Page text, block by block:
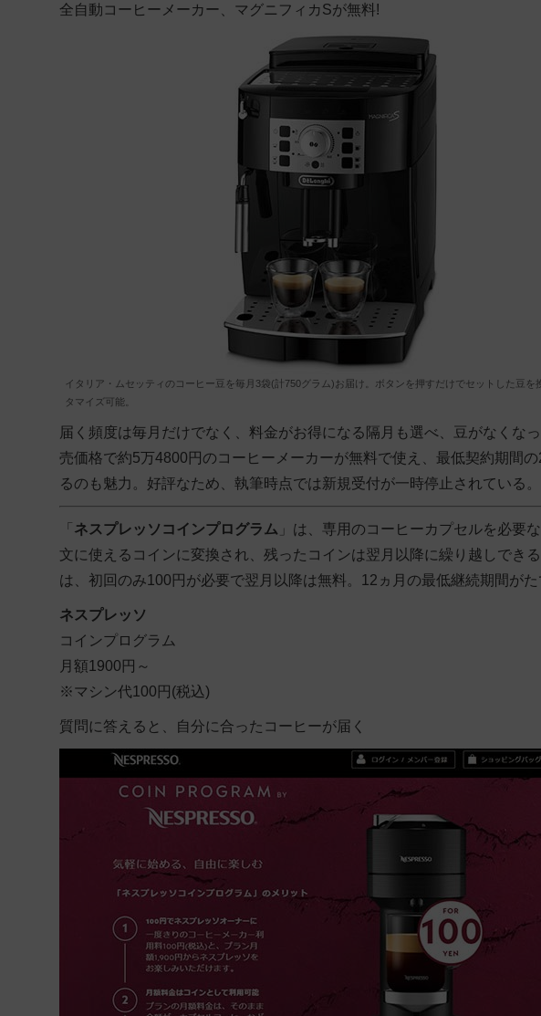
全自動コーヒーメーカー、マグニフィカSが無料!
イタリア・ムセッティのコーヒー豆を毎月3袋(計750グラム)お届け。ボタンを押すだけでセットした豆
タマイズ可能。
届く頻度は毎月だけでなく、料金がお得になる隔月も選べ、豆がなくな
売価格で約5万4800円のコーヒーメーカーが無料で使え、最低契約期間
るのも魅力。好評なため、執筆時点では新規受付が一時停止されている。
「 ネスプレッソコインプログラム 」は、専用のコーヒーカプセルを必要
文に使えるコインに変換され、残ったコインは翌月以降に繰り越しでき
は、初回のみ100円が必要で翌月以降は無料。12ヵ月の最低継続期間が
ネスプレッソ
コインプログラム
月額1900円～
※マシン代100円(税込)
質問に答えると、自分に合ったコーヒーが届く